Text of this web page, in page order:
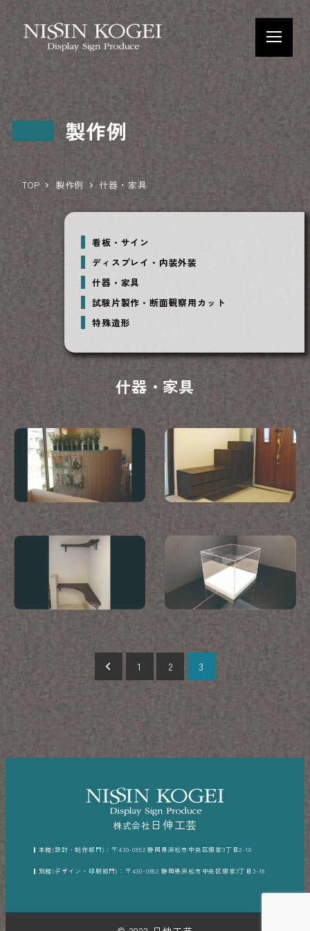
製作例
TOP 製作例 什器・家具
看板・サイン
ディスプレイ・内装外装
什器・家具
試験片製作・断面観察用カット
特殊造形
什器・家具
投
稿
ペ
ー
1 2 3
株式会社 日伸工芸
本館(設計・制作部門)：〒430-0852 静岡県浜松市中央区領家3丁目2-10
別館(デザイン・印刷部門)：〒430-0852 静岡県浜松市中央区領家3丁目3-18